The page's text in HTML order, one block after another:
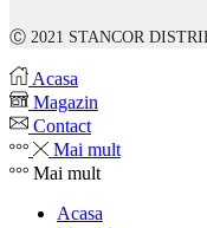
Ⓒ 2021 STANCOR
Acasa
Magazin
Contact
Mai mult
Mai mult
Acasa